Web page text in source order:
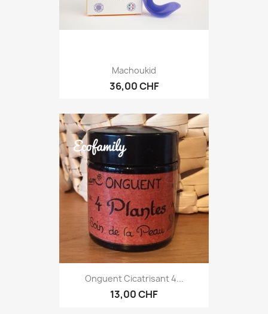
Machoukid
36,00 CHF
Onguent Cicatrisant 4...
13,00 CHF